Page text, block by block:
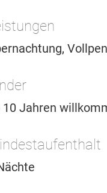
10 Jahren